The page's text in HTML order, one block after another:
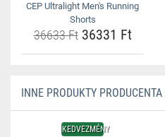
CEP Ultralight Men's Running
Shorts
36633 Ft36331 Ft
INNE PRODUKTY
KEDVEZMÉNY